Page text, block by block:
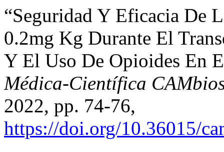
“Seguridad Y Eficacia De
0.2mg Kg Durante El
Y El Uso De Opioides En
Médica-Científica
2022, pp. 74-76,
https://doi.org/10.36015/